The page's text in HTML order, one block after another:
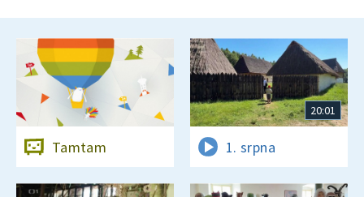
Tamtam
20:01
1. srpna